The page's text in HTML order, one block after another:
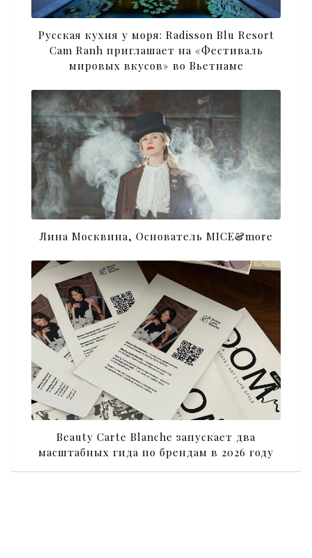
Русская кухня у моря: Radisson Blu Resort
Cam Ranh приглашает на «Фестиваль
мировых вкусов» во Вьетнаме
Лина Москвина, Основатель MICE&more
Beauty Carte Blanche запускает два
масштабных гида по брендам в 2026 году